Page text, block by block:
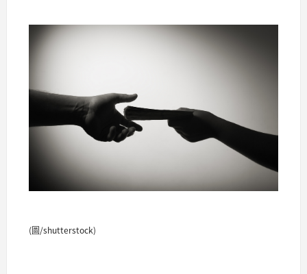
(圖/shutterstock)